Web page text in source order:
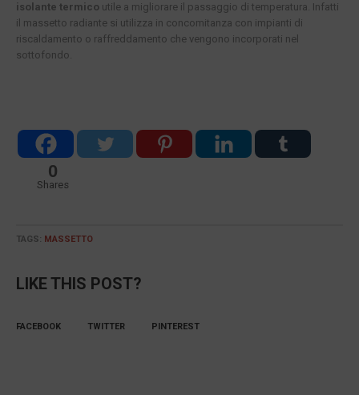
isolante termico utile a migliorare il passaggio di temperatura. Infatti
il massetto radiante si utilizza in concomitanza con impianti di
riscaldamento o raffreddamento che vengono incorporati nel
sottofondo.
0
Shares
TAGS: MASSETTO
LIKE THIS POST?
FACEBOOK TWITTER PINTEREST